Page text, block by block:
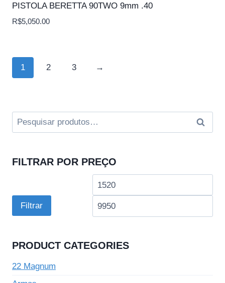
PISTOLA BERETTA 90TWO 9mm .40
R$5,050.00
1 2 3 →
Pesquisar
por:
FILTRAR POR PREÇO
Preço
Filtrar
PRODUCT CATEGORIES
22 Magnum